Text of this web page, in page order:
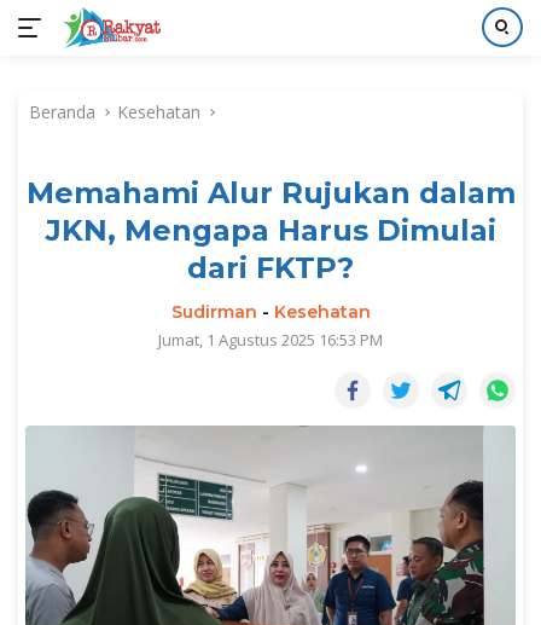
kontenBeranda Kesehatan
Memahami Alur Rujukan dalam
JKN, Mengapa Harus Dimulai
dari FKTP?
Sudirman - Kesehatan
Jumat, 1 Agustus 2025 16:53 PM